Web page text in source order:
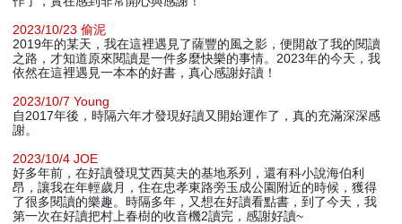
2023/10/23 偷泥
2019年的某天，我在這裡遇見了薩豐的風之影，便開啟了我的閱讀
之路，才知道原來閱讀是一件多麼快樂的事情。2023年的今天，我
依然在這裡遇見一本本的好書，真心感謝好讀！
2023/10/7 Young
自2017年後，時隔六年才發現好讀又開始運作了，真的充滿深深感
謝。
2023/10/4 JOE
好多年前，在好讀發現艾西莫夫的基地系列，還有科小說海伯利
昂，讓我在年輕歲月，住在忠孝東路旁玉成公園附近的時候，獲得
了很多閱讀的樂趣。時隔多年，又想在好讀看點書，到了今天，我
第一次在好讀把村上春樹的收音機2讀完，感謝好讀~